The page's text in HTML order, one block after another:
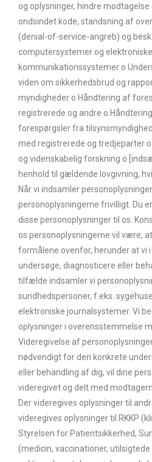
og oplysninger, hindre
ondsindet kode, standsning af
(denial-of-service-angreb) og
computersystemer og elektroniske
kommunikationssystemer o
viden om sikkerhedsbrud og
myndigheder o Håndtering af
registrerede og andre o
forespørgsler fra
med registrerede og tredjeparter
og videnskabelig forskning o
henhold til gældende lovgivning,
Når vi indsamler
personoplysningerne frivilligt. Du
disse personoplysninger til os.
os personoplysningerne vil være,
formålene ovenfor, herunder at vi
undersøge, diagnosticere eller
tilfælde indsamler vi
sundhedspersoner, f.eks.
elektroniske journalsystemer. Vi
oplysninger i overensstemmelse
Videregivelse af
nødvendigt for den konkrete
eller behandling af dig, vil dine
videregivet og delt med
Der videregives oplysninger til
videregives oplysninger til RKKP
Styrelsen for Patientsikkerhed,
(medicin, vaccinationer,